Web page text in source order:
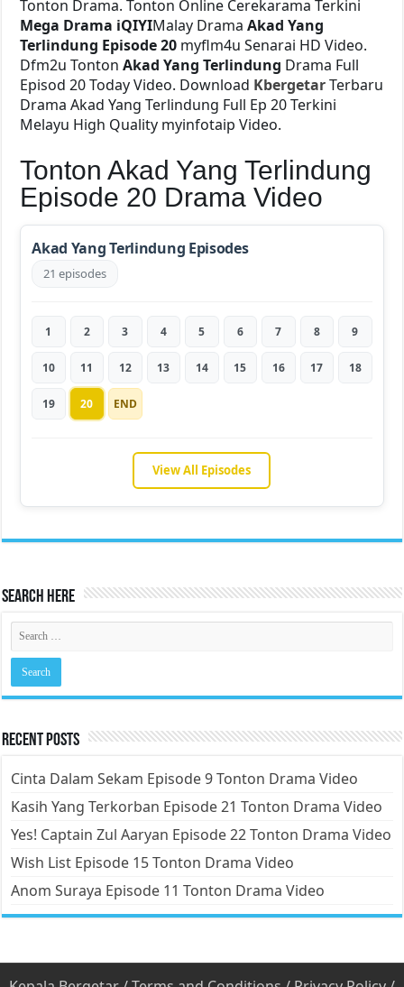
Tonton Drama. Tonton Online Cerekarama Terkini
Mega Drama iQIYIMalay DramaAkad Yang
Terlindung Episode 20 myflm4u Senarai HD Video.
Dfm2u TontonAkad Yang Terlindung Drama Full
Episod 20 Today Video. Download KbergetarTerbaru
Drama Akad Yang Terlindung Full Ep 20 Terkini
Melayu High Quality myinfotaip Video.
Tonton Akad Yang Terlindung
Episode 20 Drama Video
Akad Yang Terlindung Episodes
21 episodes
1 2 3 4 5 6 7 8 9
10 11 12 13 14 15 16 17 18
19 20 END
View All Episodes
Search Here
Recent Posts
Cinta Dalam Sekam Episode 9 Tonton Drama Video
Kasih Yang Terkorban Episode 21 Tonton Drama Video
Yes! Captain Zul Aaryan Episode 22 Tonton Drama Video
Wish List Episode 15 Tonton Drama Video
Anom Suraya Episode 11 Tonton Drama Video